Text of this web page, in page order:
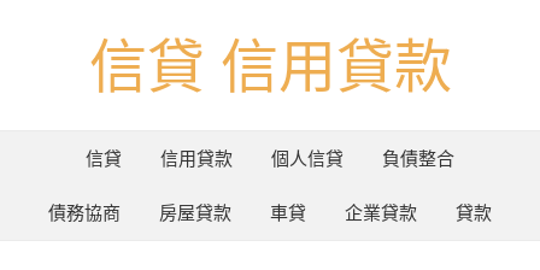
信貸 信用貸款
信貸 信用貸款 個人信貸 負債整合
債務協商 房屋貸款 車貸 企業貸款 貸款